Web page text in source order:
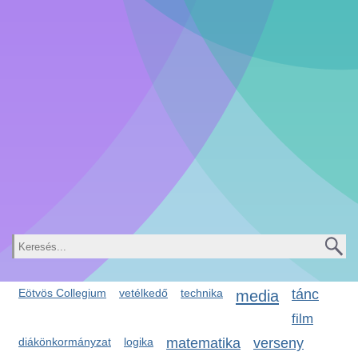
Keresés
Eötvös Collegium vetélkedő technika media tánc
film
diákönkormányzat logika matematika verseny